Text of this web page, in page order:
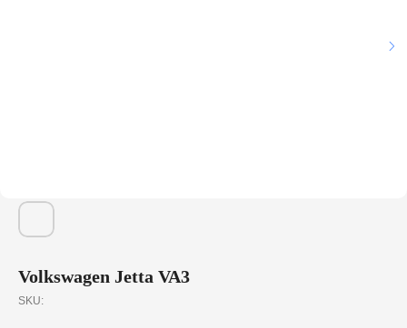
Volkswagen Jetta VA3
SKU: